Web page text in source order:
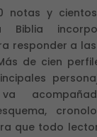
notas y
Biblia
responder a
de cien
que todo